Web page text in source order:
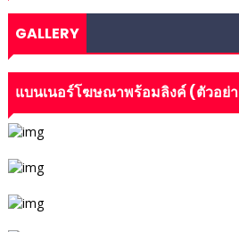
GALLERY
แบนเนอร์โฆษณาพร้อมลิงค์ (ตัวอย่